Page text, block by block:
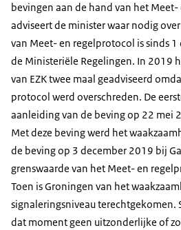
bevingen aan de hand van het
adviseert de minister waar nodig
van Meet- en regelprotocol is sinds
de Ministeriële Regelingen. In 2019
van EZK twee maal geadviseerd
protocol werd overschreden. De
aanleiding van de beving op 22 mei
Met deze beving werd het
de beving op 3 december 2019 bij
grenswaarde van het Meet- en
Toen is Groningen van het
signaleringsniveau terechtgekomen.
dat moment geen uitzonderlijke of